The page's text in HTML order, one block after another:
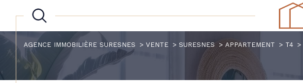
AGENCE IMMOBILIÈRE SURESNES VENTE SURESNES APPARTEMENT T4